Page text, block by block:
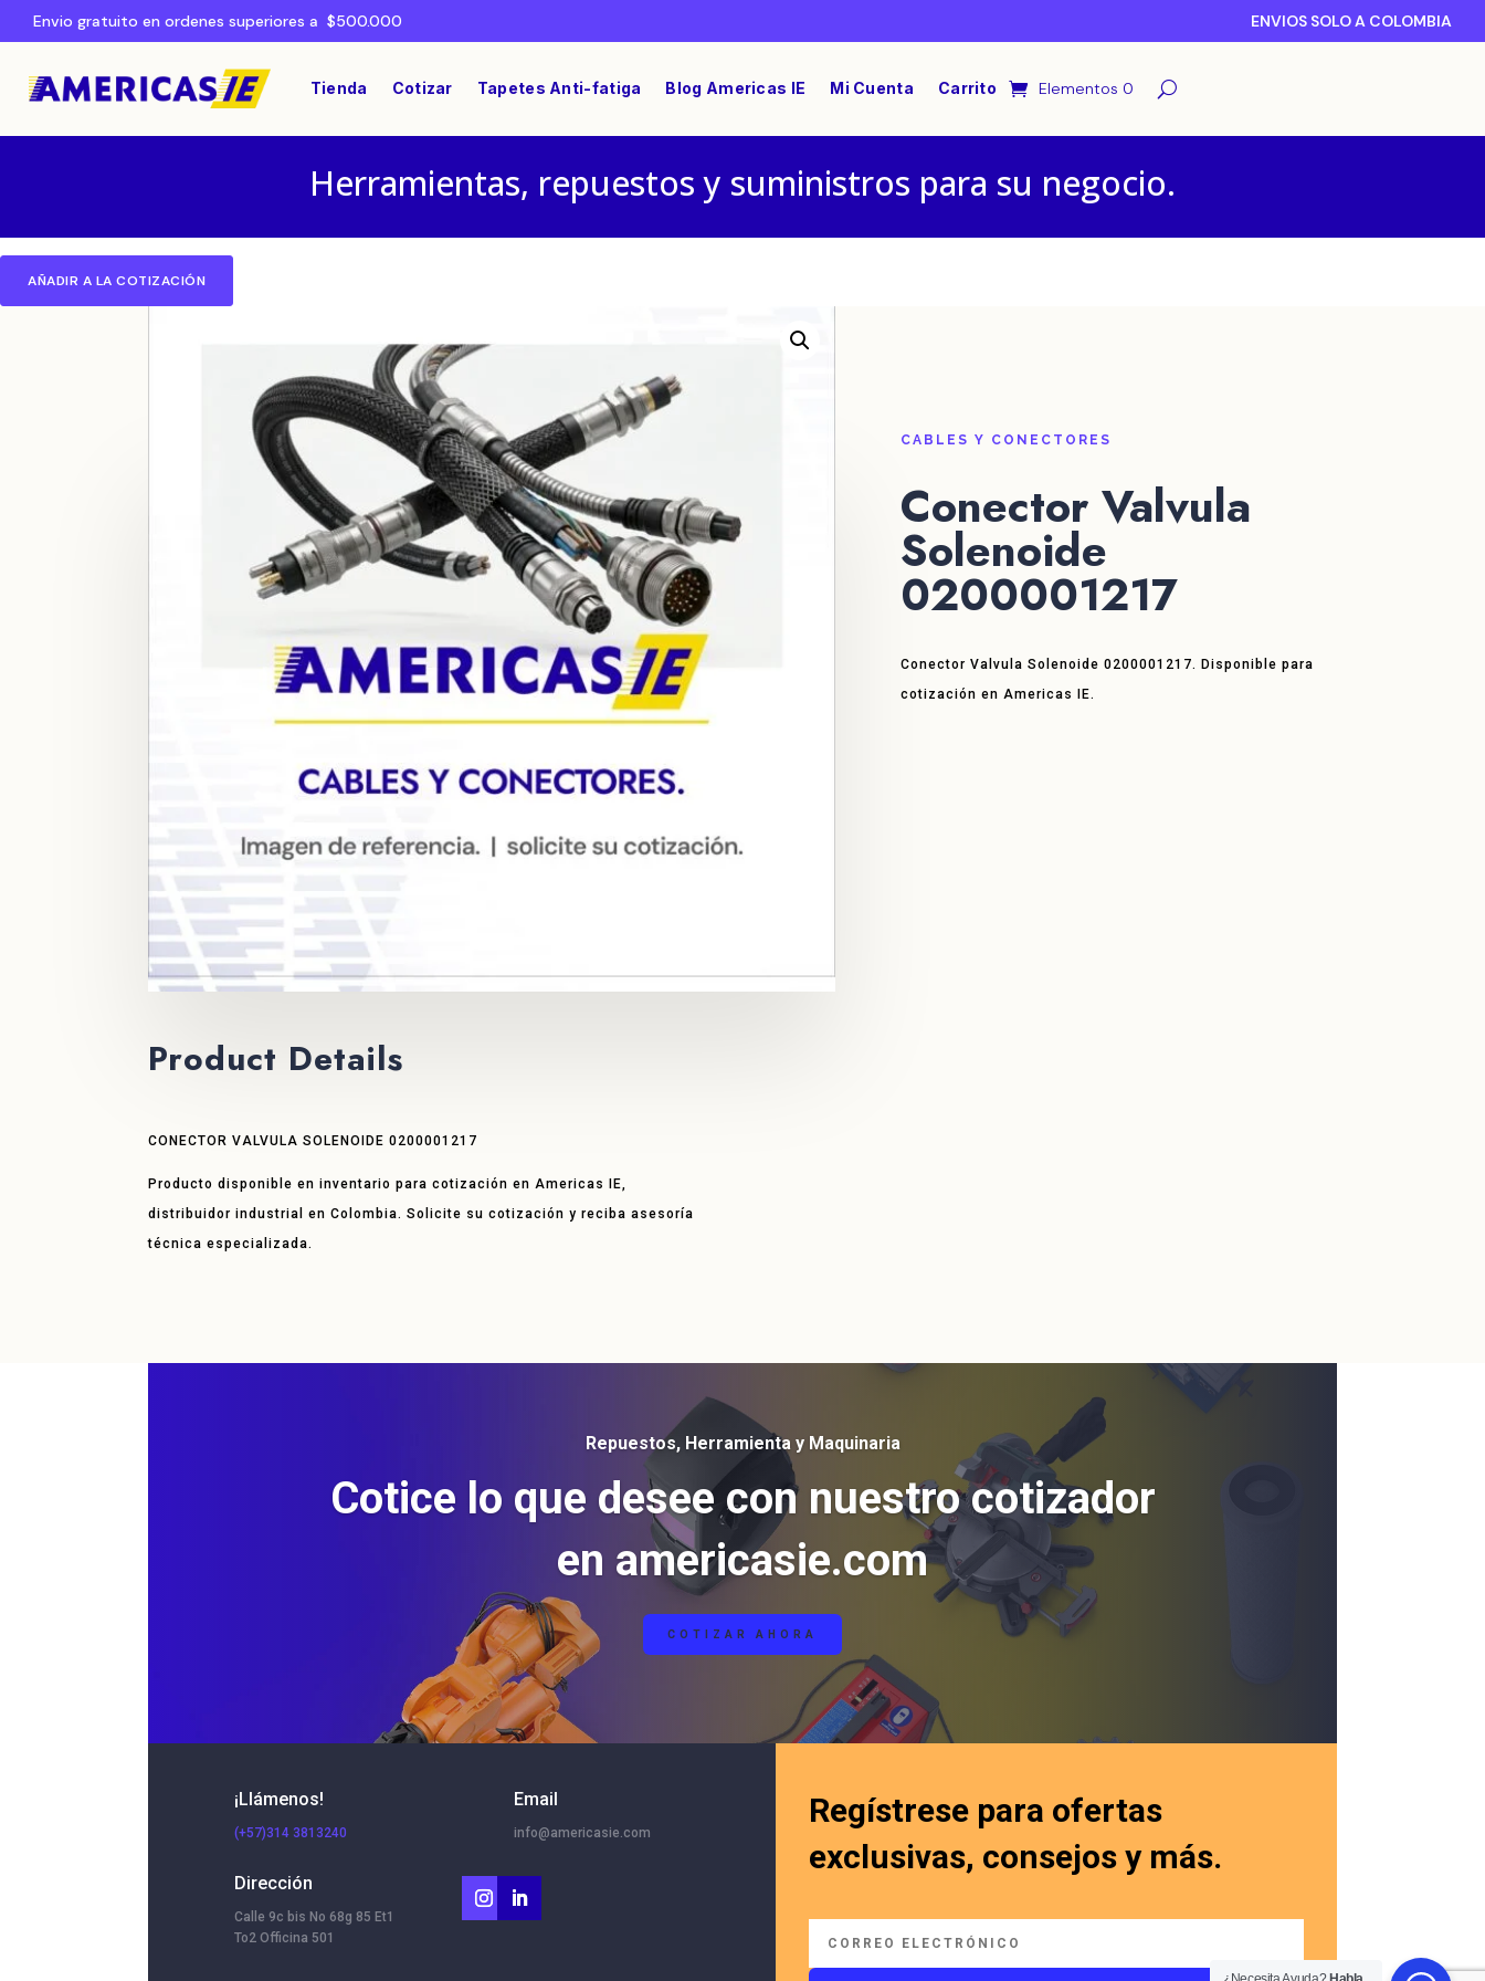
Envio gratuito en ordenes superiores a $500.000 ENVIOS SOLO A COLOMBIA
Tienda Cotizar Tapetes Anti-fatiga Blog Americas IE Mi Cuenta Carrito Elementos 0
Herramientas, repuestos y suministros para su negocio.
AÑADIR A LA COTIZACIÓN
CABLES Y CONECTORES / Conector Valvula Solenoide 0200001217
CABLES Y CONECTORES
Conector Valvula
Solenoide
0200001217
Conector Valvula Solenoide 0200001217. Disponible para
cotización en Americas IE.
Product Details
CONECTOR VALVULA SOLENOIDE 0200001217
Producto disponible en inventario para cotización en Americas IE,
distribuidor industrial en Colombia. Solicite su cotización y reciba asesoría
técnica especializada.
Repuestos, Herramienta y Maquinaria
Cotice lo que desee con nuestro cotizador
en americasie.com
COTIZAR AHORA
¡Llámenos!
(+57)314 3813240
Dirección
Calle 9c bis No 68g 85 Et1
To2 Officina 501
Email
info@americasie.com
Regístrese para ofertas
exclusivas, consejos y más.